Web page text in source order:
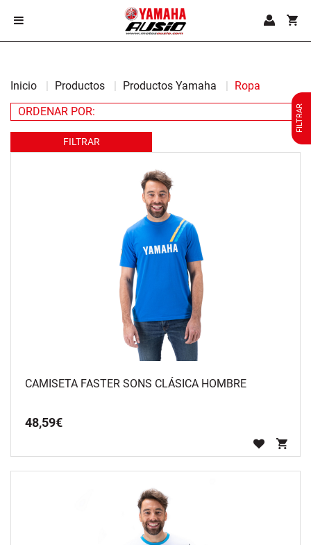
Inicio Productos Productos Yamaha Ropa
FILTRAR
FILTRAR
CAMISETA FASTER SONS CLÁSICA HOMBRE
48,59€